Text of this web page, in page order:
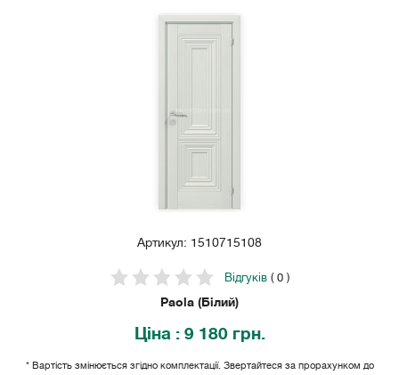
Артикул: 1510715108
Відгуків( 0 )
Paola (Білий)
Ціна : 9 180 грн.
* Вартість змінюється згідно комплектації. Звертайтеся за прорахунком до